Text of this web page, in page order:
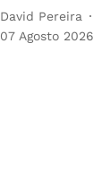
David Pereira
07 Agosto 2026